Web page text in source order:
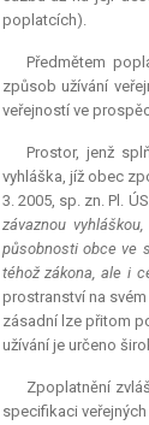
poplatcích).
Předmětem
způsob užívání
veřejností ve
Prostor, jenž
vyhláška, jíž obec
3. 2005, sp. zn. Pl.
závaznou
působnosti obce ve
téhož zákona, ale i
prostranství na
zásadní lze přitom
užívání je určeno
Zpoplatnění
specifikaci